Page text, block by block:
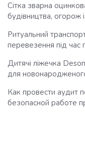
Сітка зварна
будівництва, огорож
Ритуальний
перевезення під час
Дитячі ліжечка
для
Как провести аудит
безопасной работе